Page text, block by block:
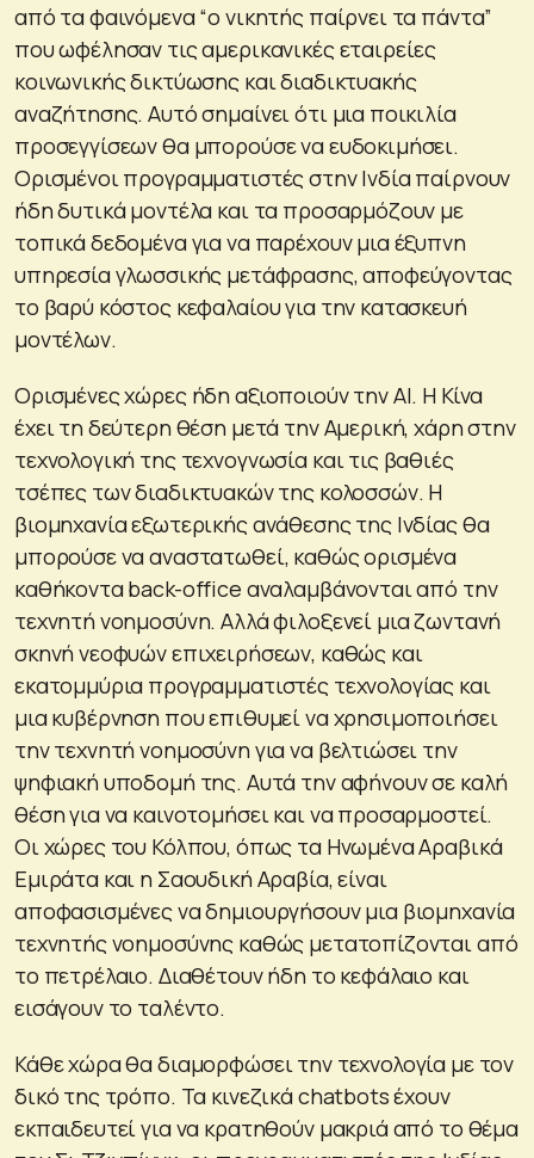
από τα φαινόμενα “ο νικητής παίρνει τα πάντα”
που ωφέλησαν τις αμερικανικές εταιρείες
κοινωνικής δικτύωσης και διαδικτυακής
αναζήτησης. Αυτό σημαίνει ότι μια ποικιλία
προσεγγίσεων θα μπορούσε να ευδοκιμήσει.
Ορισμένοι προγραμματιστές στην Ινδία παίρνουν
ήδη δυτικά μοντέλα και τα προσαρμόζουν με
τοπικά δεδομένα για να παρέχουν μια έξυπνη
υπηρεσία γλωσσικής μετάφρασης, αποφεύγοντας
το βαρύ κόστος κεφαλαίου για την κατασκευή
μοντέλων.
Ορισμένες χώρες ήδη αξιοποιούν την AI. Η Κίνα
έχει τη δεύτερη θέση μετά την Αμερική, χάρη στην
τεχνολογική της τεχνογνωσία και τις βαθιές
τσέπες των διαδικτυακών της κολοσσών. Η
βιομηχανία εξωτερικής ανάθεσης της Ινδίας θα
μπορούσε να αναστατωθεί, καθώς ορισμένα
καθήκοντα back-office αναλαμβάνονται από την
τεχνητή νοημοσύνη. Αλλά φιλοξενεί μια ζωντανή
σκηνή νεοφυών επιχειρήσεων, καθώς και
εκατομμύρια προγραμματιστές τεχνολογίας και
μια κυβέρνηση που επιθυμεί να χρησιμοποιήσει
την τεχνητή νοημοσύνη για να βελτιώσει την
ψηφιακή υποδομή της. Αυτά την αφήνουν σε καλή
θέση για να καινοτομήσει και να προσαρμοστεί.
Οι χώρες του Κόλπου, όπως τα Ηνωμένα Αραβικά
Εμιράτα και η Σαουδική Αραβία, είναι
αποφασισμένες να δημιουργήσουν μια βιομηχανία
τεχνητής νοημοσύνης καθώς μετατοπίζονται από
το πετρέλαιο. Διαθέτουν ήδη το κεφάλαιο και
εισάγουν το ταλέντο.
Κάθε χώρα θα διαμορφώσει την τεχνολογία με τον
δικό της τρόπο. Τα κινεζικά chatbots έχουν
εκπαιδευτεί για να κρατηθούν μακριά από το θέμα